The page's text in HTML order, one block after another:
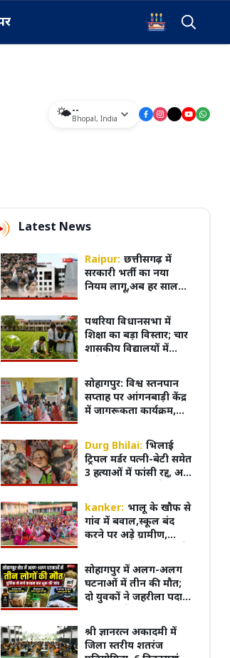
🌤️--
Bhopal, India
ट्रेलर के बाद बढ़ा क्रेज...! फिल्म
'Batwara 1947' के प्रमोशन के लिए
Ahmedabad पहुंचे Sunny Deol
Latest News
Raipur: छत्तीसगढ़ में
सरकारी भर्ती का नया
नियम लागू,अब हर साल
कैलेंडर, पूरी प्रक्रिया होगी
ऑनलाइन
पथरिया विधानसभा में
शिक्षा का बड़ा विस्तार; चार
शासकीय विद्यालयों में
विद्यार्थियों को घर के पास
मिलेगी आधुनिक शिक्षा
सोहागपुर: विश्व स्तनपान
सप्ताह पर आंगनबाड़ी केंद्र
में जागरूकता कार्यक्रम,
पिलाना आवश्यक
Durg Bhilai: भिलाई
ट्रिपल मर्डर पत्नी-बेटी समेत
3 हत्याओं में फांसी रद्द, अब
रहेगा रवि शर्मा
kanker: भालू के खौफ से
गांव में बवाल,स्कूल बंद
करने पर अड़े ग्रामीण,
पर बुलाने की मांग
सोहागपुर में अलग-अलग
घटनाओं में तीन की मौत;
दो युवकों ने जहरीला पदार्थ
का शव पटरियों पर मिला
श्री ज्ञानरत्न अकादमी में
जिला स्तरीय शतरंज